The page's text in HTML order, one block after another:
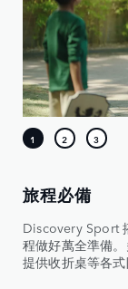
旅程必備
Discovery Sport
程做好萬全準備
提供收折桌等各式